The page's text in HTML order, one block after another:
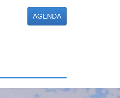
AGENDA